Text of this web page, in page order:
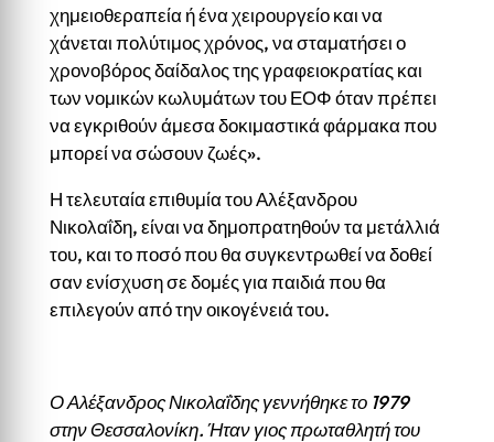
χημειοθεραπεία ή ένα χειρουργείο και να
χάνεται πολύτιμος χρόνος, να σταματήσει ο
χρονοβόρος δαίδαλος της γραφειοκρατίας και
των νομικών κωλυμάτων του ΕΟΦ όταν πρέπει
να εγκριθούν άμεσα δοκιμαστικά φάρμακα που
μπορεί να σώσουν ζωές».
Η τελευταία επιθυμία του Αλέξανδρου
Νικολαΐδη, είναι να δημοπρατηθούν τα μετάλλιά
του, και το ποσό που θα συγκεντρωθεί να δοθεί
σαν ενίσχυση σε δομές για παιδιά που θα
επιλεγούν από την οικογένειά του.
Ο Αλέξανδρος Νικολαΐδης γεννήθηκε το 1979
στην Θεσσαλονίκη. Ήταν γιος πρωταθλητή του